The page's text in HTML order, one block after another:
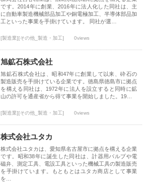
です。2014年に創業、2016年に法人化した同社は、主
に自動車製造機械部品加工や銅電極加工、半導体部品加
工といった事業を手掛けています。 同社が選…
[製造業][その他_製造・加工] 0views
旭鉱石株式会社
旭鉱石株式会社は、昭和47年に創業して以来、砕石の
製造販売を手掛けている企業です。徳島県徳島市に拠点
を構える同社は、1972年に法人を設立すると同時に鉱
山の許可を通産省から得て事業を開始しました。19…
[製造業][その他_製造・加工] 0views
株式会社ユタカ
株式会社ユタカは、愛知県名古屋市に拠点を構える企業
です。昭和38年に誕生した同社は、計器用バルブや電
磁弁、測定工具、電設工具といった機械工具の製造販売
を手掛けています。もともとはユタカ商店として事業
を…